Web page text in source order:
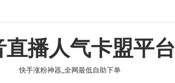
直播人气卡盟平台
快手涨粉神器_全网最低自助下单